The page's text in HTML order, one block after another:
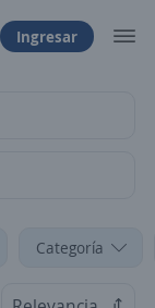
Ingresar
Categoría